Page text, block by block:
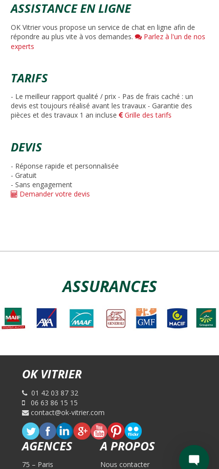
ASSISTANCE EN LIGNE
OK Vitrier vous propose un service de chat en ligne afin de
répondre au plus vite à vos demandes.
Parlez à l'un de nos
experts
TARIFS
- Le meilleur rapport qualité / prix - Pas de frais caché : un
devis est toujours réalisé avant les travaux - Garantie des
pièces et des travaux 1 an incluse
Grille des tarifs
DEVIS
- Réponse rapide et personnalisée
- Gratuit
- Sans engagement
Demander votre devis
ASSURANCES
OK VITRIER
01 42 03 87 32
06 63 86 15 15
contact@ok-vitrier.com
AGENCES
75 – Paris
A PROPOS
Nous contacter